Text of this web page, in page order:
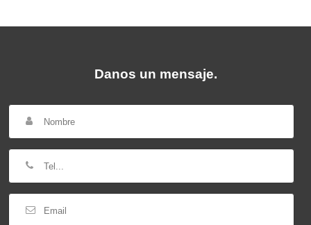
Danos un mensaje.